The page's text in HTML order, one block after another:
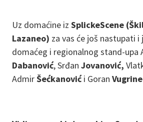
Uz domaćine iz SplickeScene
Lazaneo) za vas će još nastupati i
domaćeg i regionalnog stand-upa
Dabanović, Srđan Jovanović,
AdmirŠećkanovići Goran